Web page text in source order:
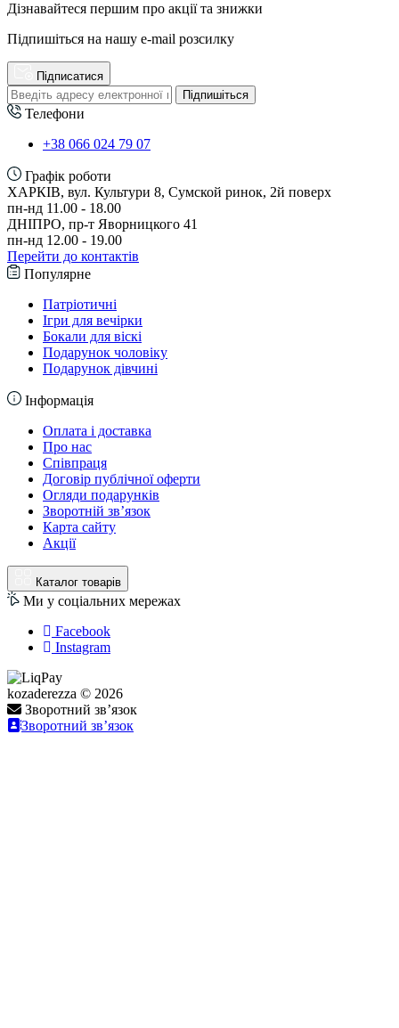
Дізнавайтеся першим про акції та знижки
Підпишіться на нашу e-mail розсилку
Підписатися
Підпишіться
Телефони
+38 066 024 79 07
Графік роботи
ХАРКІВ, вул. Культури 8, Сумской ринок, 2й поверх
пн-нд 11.00 - 18.00
ДНІПРО, пр-т Яворницкого 41
пн-нд 12.00 - 19.00
Перейти до контактів
Популярне
Патріотичні
Ігри для вечірки
Бокали для віскі
Подарунок чоловіку
Подарунок дівчині
Інформація
Оплата і доставка
Про нас
Співпраця
Договір публічної оферти
Огляди подарунків
Зворотній зв’язок
Карта сайту
Акції
Каталог товарів
Ми у соціальних мережах
Facebook
Instagram
kozaderezza © 2026
Зворотний зв’язок
Зворотний зв’язок